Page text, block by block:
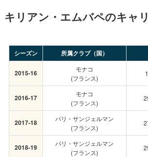
キリアン・エムバペのキャ
シーズン 所属クラブ（国）
2015-16
モナコ
(フランス)
2016-17
モナコ
(フランス)
2017-18
パリ・サンジェルマン
(フランス)
2018-19
パリ・サンジェルマン
(フランス)